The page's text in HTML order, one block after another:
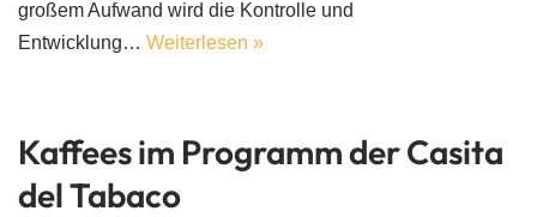
großem Aufwand wird die Kontrolle und
Entwicklung… Weiterlesen »
Kaffees im Programm der Casita
del Tabaco